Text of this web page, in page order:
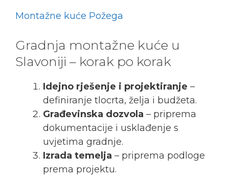
Montažne kuće Požega
Gradnja montažne kuće u
Slavoniji – korak po korak
Idejno rješenje i projektiranje –
definiranje tlocrta, želja i budžeta.
Građevinska dozvola – priprema
dokumentacije i usklađenje s
uvjetima gradnje.
Izrada temelja – priprema podloge
prema projektu.